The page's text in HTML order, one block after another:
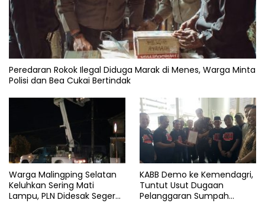
Peredaran Rokok Ilegal Diduga Marak di Menes, Warga Minta
Polisi dan Bea Cukai Bertindak
Warga Malingping Selatan
Keluhkan Sering Mati
Lampu, PLN Didesak Segera
KABB Demo ke Kemendagri,
Tuntut Usut Dugaan
Pelanggaran Sumpah